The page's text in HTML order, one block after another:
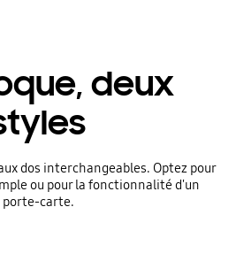
deux
dos interchangeables. Optez pour
ou pour la fonctionnalité d'un
porte-carte.